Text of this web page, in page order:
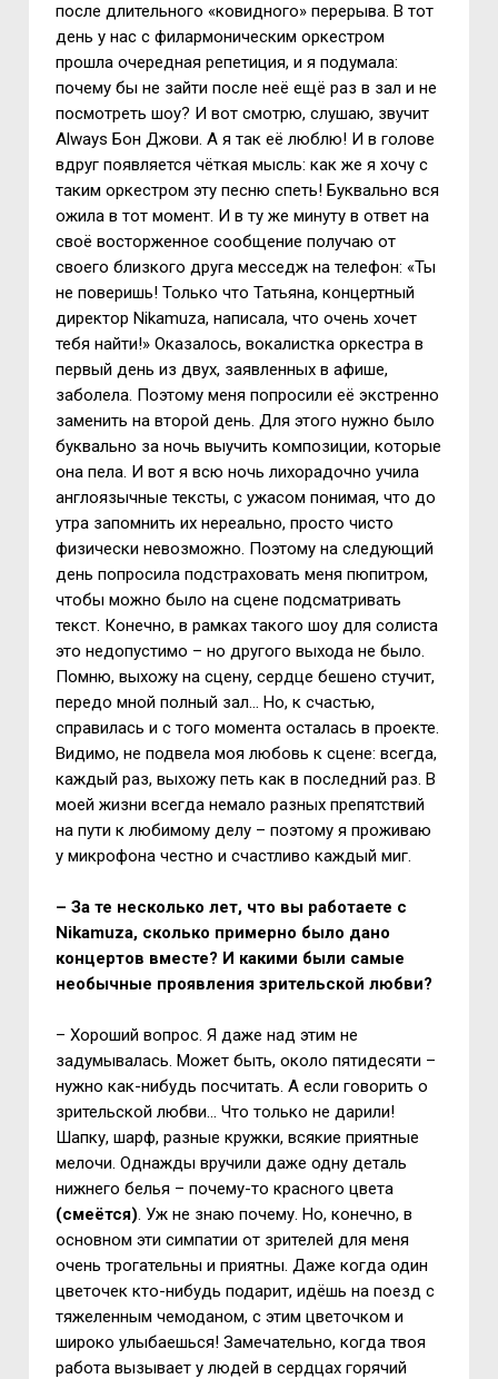
после длительного «ковидного» перерыва. В тот
день у нас с филармоническим оркестром
прошла очередная репетиция, и я подумала:
почему бы не зайти после неё ещё раз в зал и не
посмотреть шоу? И вот смотрю, слушаю, звучит
Always Бон Джови. А я так её люблю! И в голове
вдруг появляется чёткая мысль: как же я хочу с
таким оркестром эту песню спеть! Буквально вся
ожила в тот момент. И в ту же минуту в ответ на
своё восторженное сообщение получаю от
своего близкого друга месседж на телефон: «Ты
не поверишь! Только что Татьяна, концертный
директорNikamuza, написала, что очень хочет
тебя найти!» Оказалось, вокалистка оркестра в
первый день из двух, заявленных в афише,
заболела. Поэтому меня попросили её экстренно
заменить на второй день. Для этого нужно было
буквально за ночь выучить композиции, которые
она пела. И вот я всю ночь лихорадочно учила
англоязычные тексты, с ужасом понимая, что до
утра запомнить их нереально, просто чисто
физически невозможно. Поэтому на следующий
день попросила подстраховать меня пюпитром,
чтобы можно было на сцене подсматривать
текст. Конечно, в рамках такого шоу для солиста
это недопустимо – но другого выхода не было.
Помню, выхожу на сцену, сердце бешено стучит,
передо мной полный зал… Но, к счастью,
справилась и с того момента осталась в проекте.
Видимо, не подвела моя любовь к сцене: всегда,
каждый раз, выхожу петь как в последний раз. В
моей жизни всегда немало разных препятствий
на пути к любимому делу – поэтому я проживаю
у микрофона честно и счастливо каждый миг.
– За те несколько лет, что вы работаете с
Nikamuza, сколько примерно было дано
концертов вместе? И какими были самые
необычные проявления зрительской любви?
– Хороший вопрос. Я даже над этим не
задумывалась. Может быть, около пятидесяти –
нужно как-нибудь посчитать. А если говорить о
зрительской любви… Что только не дарили!
Шапку, шарф, разные кружки, всякие приятные
мелочи. Однажды вручили даже одну деталь
нижнего белья – почему-то красного цвета
(смеётся). Уж не знаю почему. Но, конечно, в
основном эти симпатии от зрителей для меня
очень трогательны и приятны. Даже когда один
цветочек кто-нибудь подарит, идёшь на поезд с
тяжеленным чемоданом, с этим цветочком и
широко улыбаешься! Замечательно, когда твоя
работа вызывает у людей в сердцах горячий